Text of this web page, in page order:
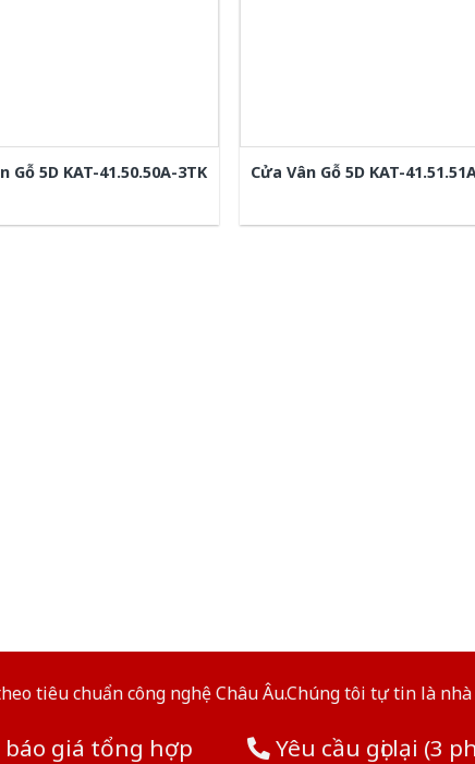
Gỗ 5D KAT-41.50.50A-3TK Cửa Vân Gỗ 5D KAT-
tiêu chuẩn công nghệ Châu Âu.Chúng tôi tự tin là
giá tổng hợp Yêu cầu gọi lại (3